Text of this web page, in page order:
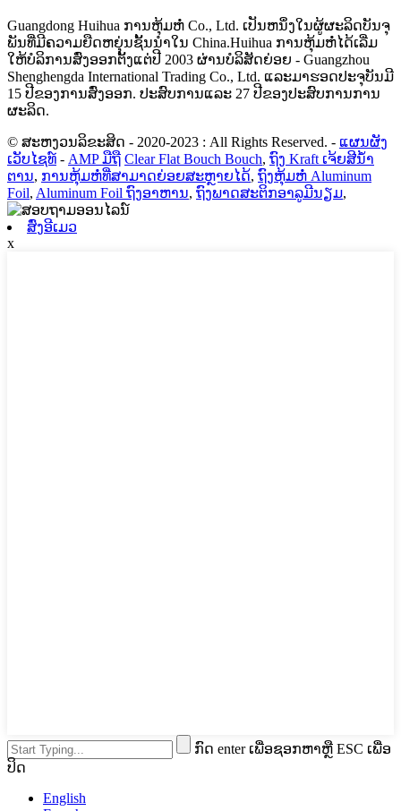
Guangdong Huihua ການຫຸ້ມຫໍ່ Co., Ltd. ເປັນຫນຶ່ງໃນຜູ້ຜະລິດບັນຈຸ
ພັນທີ່ມີຄວາມຍືດຫຍຸ່ນຊັ້ນນໍາໃນ China.Huihua ການຫຸ້ມຫໍ່ໄດ້ເລີ່ມ
ໃຫ້ບໍລິການສົ່ງອອກຕັ້ງແຕ່ປີ 2003 ຜ່ານບໍລິສັດຍ່ອຍ - Guangzhou
Shenghengda International Trading Co., Ltd. ແລະມາຮອດປະຈຸບັນມີ
15 ປີຂອງການສົ່ງອອກ. ປະສົບການແລະ 27 ປີຂອງປະສົບການການ
ຜະລິດ.
© ສະຫງວນລິຂະສິດ - 2020-2023 : All Rights Reserved. - ແຜນຜັງ
ເວັບໄຊທ໌ - AMP ມືຖື Clear Flat Bouch Bouch, ຖົງ Kraft ເຈ້ຍສີນ້ໍາ
ຕານ, ການຫຸ້ມຫໍ່ທີ່ສາມາດຍ່ອຍສະຫຼາຍໄດ້, ຖົງຫຸ້ມຫໍ່ Aluminum
Foil, Aluminum Foil ຖົງອາຫານ, ຖົງພາດສະຕິກອາລູມີນຽມ,
ສົ່ງອີເມວ
x
ກົດ enter ເພື່ອຊອກຫາຫຼື ESC ເພື່ອ
ປິດ
English